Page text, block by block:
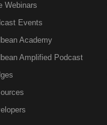
Webinars
Events
Academy
Amplified Podcast